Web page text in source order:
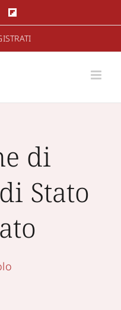
di
Stato